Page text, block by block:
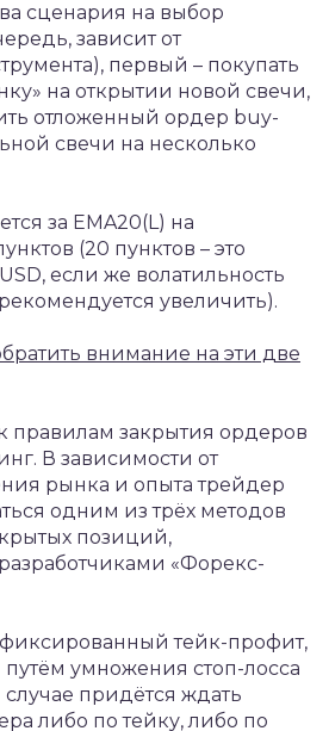
сценария на выбор
зависит от
первый – покупать
на открытии новой свечи,
отложенный ордер buy-
свечи на несколько
за EMA20(L) на
(20 пунктов – это
если же волатильность
увеличить).
внимание на эти две
правилам закрытия ордеров
В зависимости от
рынка и опыта трейдер
одним из трёх методов
позиций,
«Форекс-
фиксированный тейк-профит,
умножения стоп-лосса
придётся ждать
либо по тейку, либо по